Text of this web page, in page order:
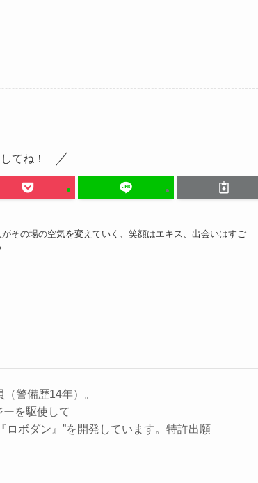
てね！
がその場の空気を変えていく、笑顔はエキス、出会いはすご
警備歴14年）。
を駆使して
ロボダン』”を開発しています。特許出願